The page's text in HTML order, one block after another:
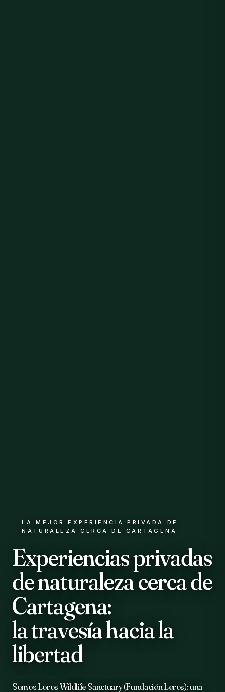
LA MEJOR EXPERIENCIA PRIVADA DE
NATURALEZA CERCA DE CARTAGENA
Experiencias privadas
de naturaleza cerca de
Cartagena:
la travesía hacia la
libertad
Somos Loros Wildlife Sanctuary (Fundación Loros): una